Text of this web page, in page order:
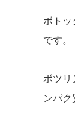
ボトッ
です。
ボツリ
ンパク